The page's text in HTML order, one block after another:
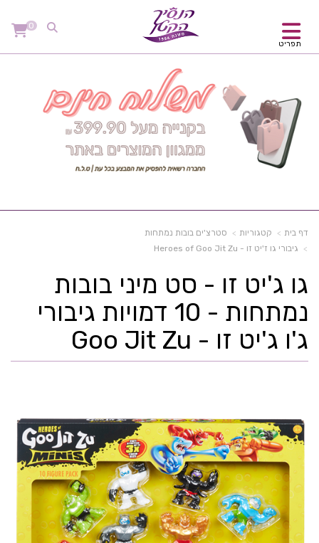
תפריט
0
דף בית קטגוריות
סטרצ'ים בובות נמתחות
גיבורי גו ז'יט זו - Heroes of Goo Jit Zu
גו ג'יט זו - סט מיני בובות
נמתחות - 10 דמויות גיבורי
ג'ו ג'יט זו - Goo Jit Zu